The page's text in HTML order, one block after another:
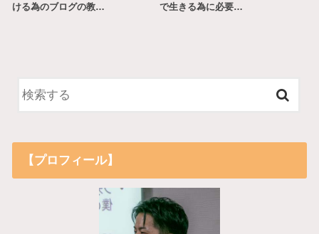
ける為のブログの教…
で生きる為に必要…
【プロフィール】